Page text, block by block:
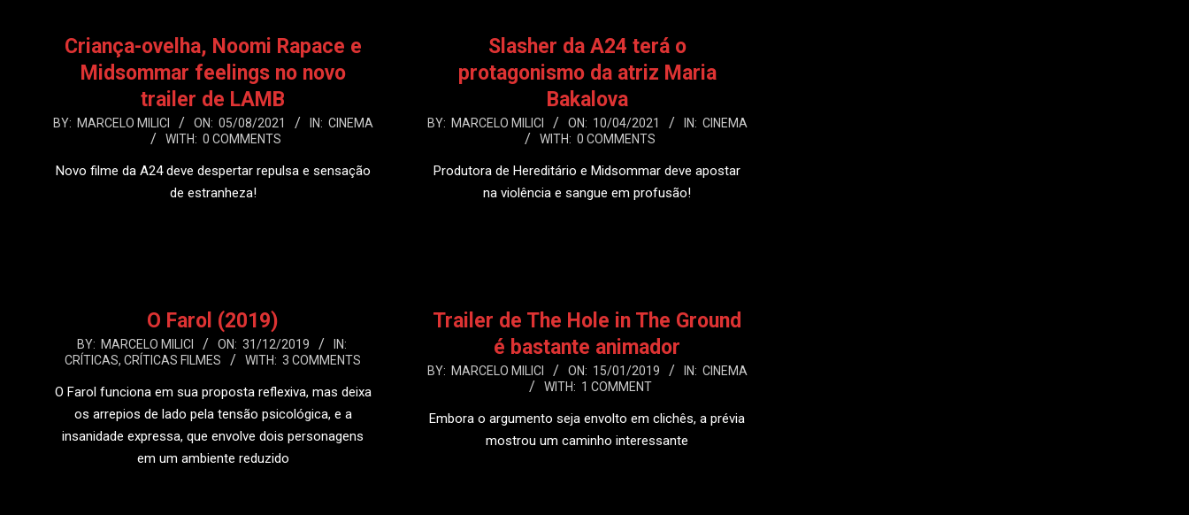
Criança-ovelha, Noomi Rapace e
Midsommar feelings no novo
trailer de LAMB
2021-
05
BY: MARCELO MILICI ON: 05/08/2021 IN: CINEMA
WITH: 0 COMMENTS
Novo filme da A24 deve despertar repulsa e sensação
de estranheza!
Slasher da A24 terá o
protagonismo da atriz Maria
Bakalova
2021-
10
BY: MARCELO MILICI ON: 10/04/2021 IN: CINEMA
WITH: 0 COMMENTS
Produtora de Hereditário e Midsommar deve apostar
na violência e sangue em profusão!
O Farol (2019)
2019-
12-
31
BY: MARCELO MILICI ON: 31/12/2019
IN:
CRÍTICAS, CRÍTICAS FILMES WITH: 3 COMMENTS
O Farol funciona em sua proposta reflexiva, mas deixa
os arrepios de lado pela tensão psicológica, e a
insanidade expressa, que envolve dois personagens
em um ambiente reduzido
Trailer de The Hole in The Ground
é bastante animador
2019-
15
BY: MARCELO MILICI ON: 15/01/2019 IN: CINEMA
WITH: 1 COMMENT
Embora o argumento seja envolto em clichês, a prévia
mostrou um caminho interessante